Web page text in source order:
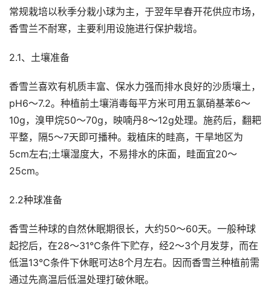
常规栽培以秋季分栽小球为主，于翌年早春开花供应市场，
香雪兰不耐寒，主要利用设施进行保护栽培。
2.1、土壤准备
香雪兰喜欢有机质丰富、保水力强而排水良好的沙质壤土，
pH6～7.2。种植前土壤消毒每平方米可用五氯硝基苯6～
10g，溴甲烷50～70g，映喃丹8～12g处理。施药后，翻耙
平整，隔5～7天即可播种。栽植床的畦高，干旱地区为
5cm左右;土壤湿度大，不易排水的床面，畦面宜20～
25cm。
2.2种球准备
香雪兰种球的自然休眠期很长，大约50～60天。一般种球
起挖后，在28～31℃条件下贮存，经2～3个月发芽，而在
低温13℃条件下休眠可达8个月左右。因而香雪兰种植前需
通过先高温后低温处理打破休眠。